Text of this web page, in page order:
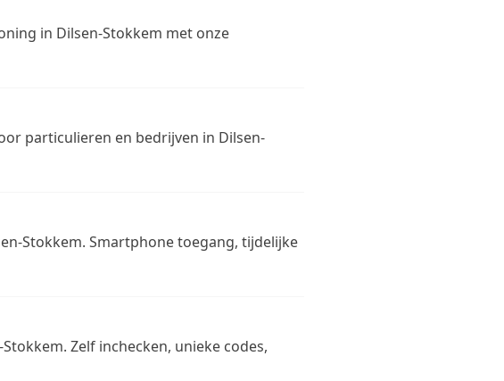
in Dilsen-Stokkem met onze
particulieren en bedrijven in Dilsen-
Stokkem. Smartphone toegang, tijdelijke
Zelf inchecken, unieke codes,